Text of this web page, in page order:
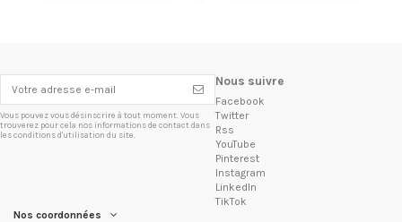
Vous pouvez vous désinscrire à tout moment. Vous
trouverez pour cela nos informations de contact dans
les conditions d'utilisation du site.
Nous suivre
Facebook
Twitter
Rss
YouTube
Pinterest
Instagram
LinkedIn
TikTok
Nos coordonnées